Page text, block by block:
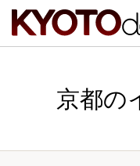
京都の